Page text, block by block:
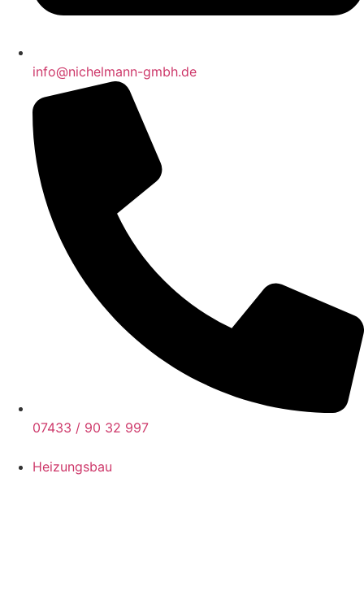
info@nichelmann-gmbh.de
07433 / 90 32 997
Heizungsbau